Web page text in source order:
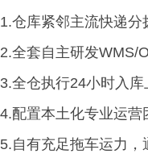
1.仓库紧邻主流快递分
2.全套自主研发WMS/
3.全仓执行24小时入
4.配置本土化专业运
5.自有充足拖车运力